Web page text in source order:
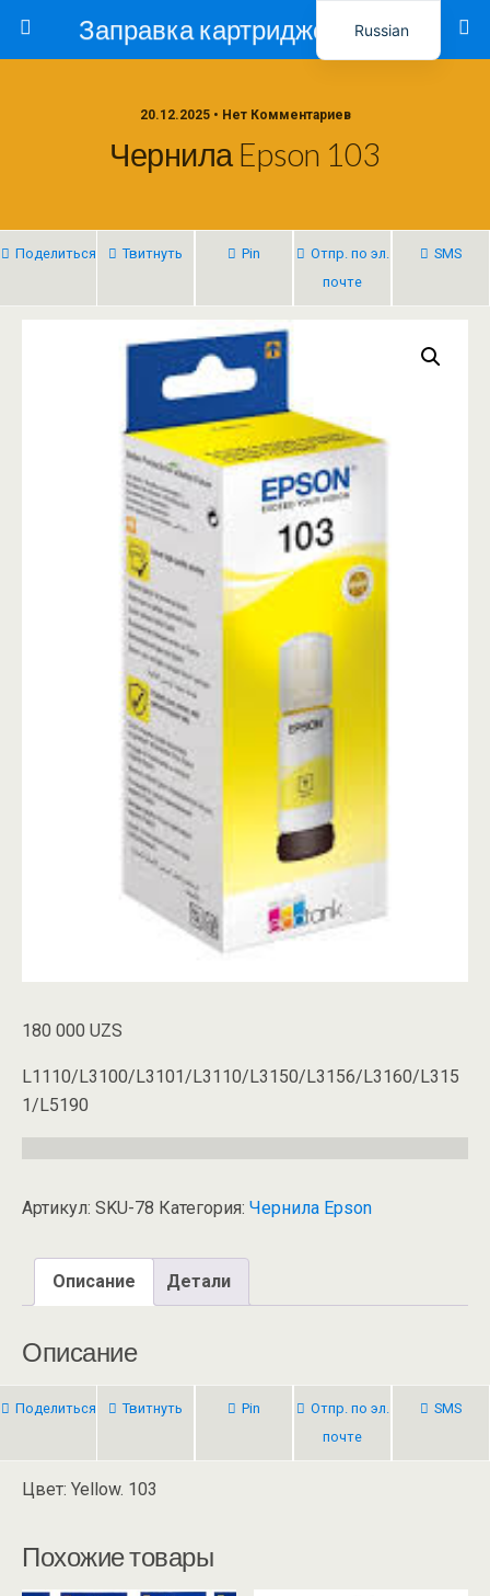
Заправка картриджей в Ташкенте – Тонер-Ресурс
20.12.2025 • Нет Комментариев
Чернила Epson 103
Поделиться Твитнуть Pin
Отпр. по эл.
почте
SMS
180 000 UZS
L1110/L3100/L3101/L3110/L3150/L3156/L3160/L315
1/L5190
Артикул: SKU-78 Категория: Чернила Epson
Описание Детали
Описание
Поделиться Твитнуть Pin
Отпр. по эл.
почте
SMS
Цвет: Yellow. 103
Похожие товары
Russian
Uzbek